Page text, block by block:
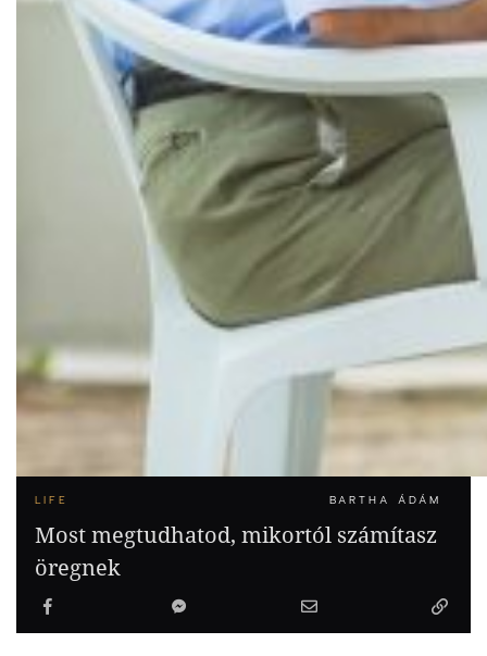
LIFE BARTHA ÁDÁM
Most megtudhatod, mikortól számítasz
öregnek